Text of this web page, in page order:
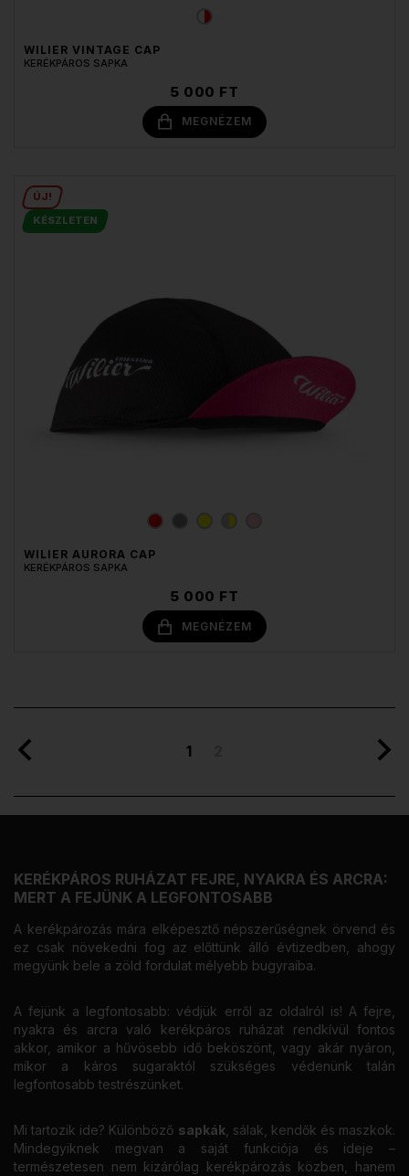
WILIER VINTAGE CAP
KERÉKPÁROS SAPKA
5 000 FT
MEGNÉZEM
ÚJ!
KÉSZLETEN
WILIER AURORA CAP
KERÉKPÁROS SAPKA
5 000 FT
MEGNÉZEM
1
KERÉKPÁROS RUHÁZAT FEJRE, NYAKRA ÉS ARCRA:
MERT A FEJÜNK A LEGFONTOSABB
A kerékpározás mára elképesztő népszerűségnek örvend és
ez csak növekedni fog az előttünk álló évtizedben, ahogy
megyünk bele a zöld fordulat mélyebb bugyraiba.
A fejünk a legfontosabb: védjük erről az oldalról is! A fejre,
nyakra és arcra való kerékpáros ruházat rendkívül fontos
akkor, amikor a hűvösebb idő beköszönt, vagy akár nyáron,
mikor a káros sugaraktól szükséges védenünk talán
legfontosabb testrészünket.
Mi tartozik ide? Különböző sapkák, sálak, kendők és maszkok.
Mindegyiknek megvan a saját funkciója és ideje –
természetesen nem kizárólag kerékpározás közben, hanem